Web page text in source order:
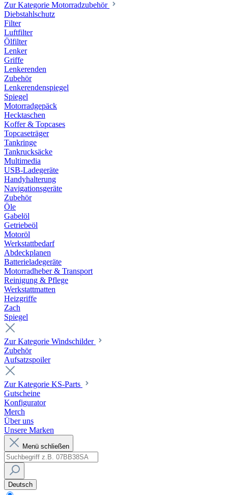
Zur Kategorie Motorradzubehör
Diebstahlschutz
Filter
Luftfilter
Ölfilter
Lenker
Griffe
Lenkerenden
Zubehör
Lenkerendenspiegel
Spiegel
Motorradgepäck
Hecktaschen
Koffer & Topcases
Topcaseträger
Tankringe
Tankrucksäcke
Multimedia
USB-Ladegeräte
Handyhalterung
Navigationsgeräte
Zubehör
Öle
Gabelöl
Getriebeöl
Motoröl
Werkstattbedarf
Abdeckplanen
Batterieladegeräte
Motorradheber & Transport
Reinigung & Pflege
Werkstattmatten
Heizgriffe
Zach
Spiegel
Zur Kategorie Windschilder
Zubehör
Aufsatzspoiler
Zur Kategorie KS-Parts
Gutscheine
Konfigurator
Merch
Über uns
Unsere Marken
Menü schließen
Deutsch